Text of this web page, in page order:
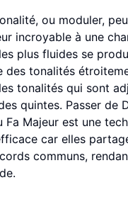
ou moduler,
incroyable à une
plus fluides se
des tonalités
tonalités qui sont
quintes. Passer de
Fa Majeur est une
car elles
communs,